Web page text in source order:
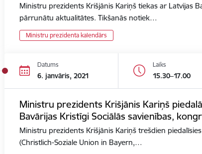
Ministru prezidents Krišjānis Kariņš tiekas ar Latvijas
pārrunātu aktualitātes. Tikšanās notiek…
Ministru prezidenta kalendārs
Datums
6. janvāris, 2021
Laiks
15.30–17.00
Ministru prezidents Krišjānis Kariņš
Bavārijas Kristīgi Sociālās savienības,
Ministru prezidents Krišjānis Kariņš trešdien
(Christlich-Soziale Union in Bayern,…